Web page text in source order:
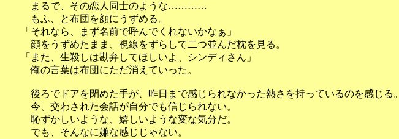
まるで、その恋人同士のような…………
もふ、と布団を顔にうずめる。
「それなら、まず名前で呼んでくれないかなぁ」
顔をうずめたまま、視線をずらして二つ並んだ枕を見る。
「また、生殺しは勘弁してほしいよ、シンディさん」
俺の言葉は布団にただ消えていった。
後ろでドアを閉めた手が、昨日まで感じられなかった熱さを持っているのを感じる。
今、交わされた会話が自分でも信じられない。
恥ずかしいような、嬉しいような変な気分だ。
でも、そんなに嫌な感じじゃない。